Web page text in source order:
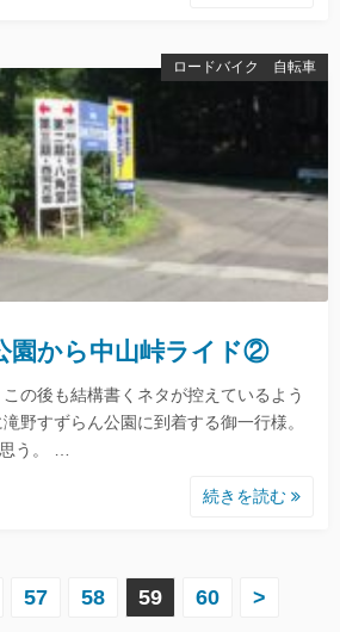
ロードバイク 自転車
園から中山峠ライド②
の後も結構書くネタが控えているよう
野すずらん公園に到着する御一行様。
う。 …
続きを読む
57 58 59 60 >